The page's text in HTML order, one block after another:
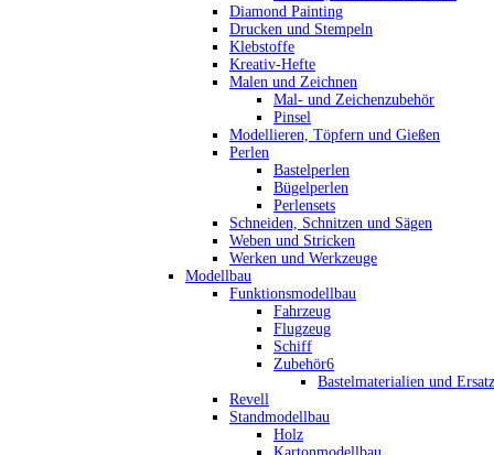
Diamond Painting
Drucken und Stempeln
Klebstoffe
Kreativ-Hefte
Malen und Zeichnen
Mal- und Zeichenzubehör
Pinsel
Modellieren, Töpfern und Gießen
Perlen
Bastelperlen
Bügelperlen
Perlensets
Schneiden, Schnitzen und Sägen
Weben und Stricken
Werken und Werkzeuge
Modellbau
Funktionsmodellbau
Fahrzeug
Flugzeug
Schiff
Zubehör6
Bastelmaterialien und
Revell
Standmodellbau
Holz